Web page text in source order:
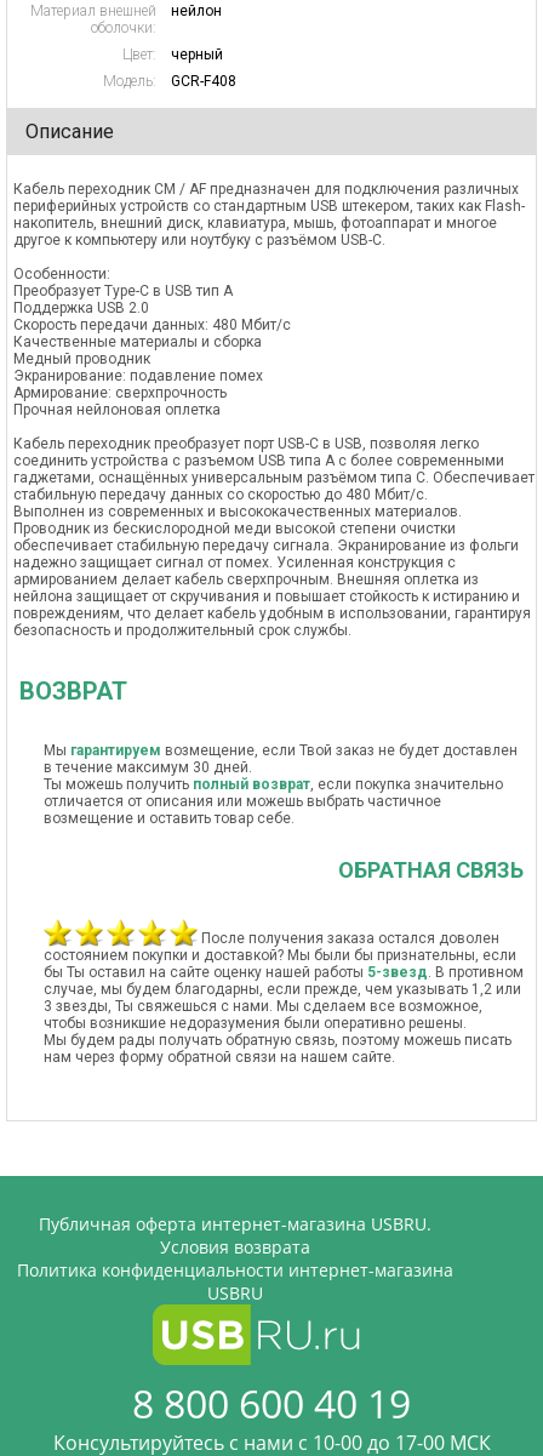
Материал внешней
оболочки:
нейлон
Цвет:
черный
Модель:
GCR-F408
Описание
Кабель переходник СМ / AF предназначен для подключения различных
периферийных устройств со стандартным USB штекером, таких как Flash-
накопитель, внешний диск, клавиатура, мышь, фотоаппарат и многое
другое к компьютеру или ноутбуку с разъёмом USB-C.
Особенности:
Преобразует Type-C в USB тип А
Поддержка USB 2.0
Скорость передачи данных: 480 Мбит/с
Качественные материалы и сборка
Медный проводник
Экранирование: подавление помех
Армирование: сверхпрочность
Прочная нейлоновая оплетка
Кабель переходник преобразует порт USB-C в USB, позволяя легко
соединить устройства с разъемом USB типа А с более современными
гаджетами, оснащённых универсальным разъёмом типа С. Обеспечивает
стабильную передачу данных со скоростью до 480 Мбит/с.
Выполнен из современных и высококачественных материалов.
Проводник из бескислородной меди высокой степени очистки
обеспечивает стабильную передачу сигнала. Экранирование из фольги
надежно защищает сигнал от помех. Усиленная конструкция с
армированием делает кабель сверхпрочным. Внешняя оплетка из
нейлона защищает от скручивания и повышает стойкость к истиранию и
повреждениям, что делает кабель удобным в использовании, гарантируя
безопасность и продолжительный срок службы.
ВОЗВРАТ
Мы гарантируем возмещение, если Твой заказ не будет доставлен
в течение максимум 30 дней.
Ты можешь получить полный возврат, если покупка значительно
отличается от описания или можешь выбрать частичное
возмещение и оставить товар себе.
ОБРАТНАЯ СВЯЗЬ
После получения заказа остался доволен
состоянием покупки и доставкой? Мы были бы признательны, если
бы Ты оставил на сайте оценку нашей работы 5-звезд. В противном
случае, мы будем благодарны, если прежде, чем указывать 1,2 или
3 звезды, Ты свяжешься с нами. Мы сделаем все возможное,
чтобы возникшие недоразумения были оперативно решены.
Мы будем рады получать обратную связь, поэтому можешь писать
нам через форму обратной связи на нашем сайте.
Публичная оферта интернет-магазина USBRU.
Условия возврата
Политика конфиденциальности интернет-магазина
USBRU
8 800 600 40 19
Консультируйтесь с нами c 10-00 до 17-00 МСК